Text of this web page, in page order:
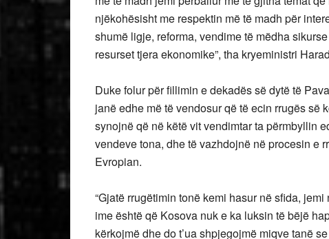
njëkohësisht me respektin më të madh për
shumë ligje, reforma, vendime të mëdha
resurset tjera ekonomike”, tha kryeministri
Duke folur për fillimin e dekadës së dytë të
janë edhe më të vendosur që të ecin rrugës së
synojnë që në këtë vit vendimtar ta përmbyllin
vendeve tona, dhe të vazhdojnë në procesin e
Evropian.
“Gjatë rrugëtimin tonë kemi hasur në sfida,
ime është që Kosova nuk e ka luksin të bëjë
kërkojmë dhe do t’ua shpjegojmë miqve tanë